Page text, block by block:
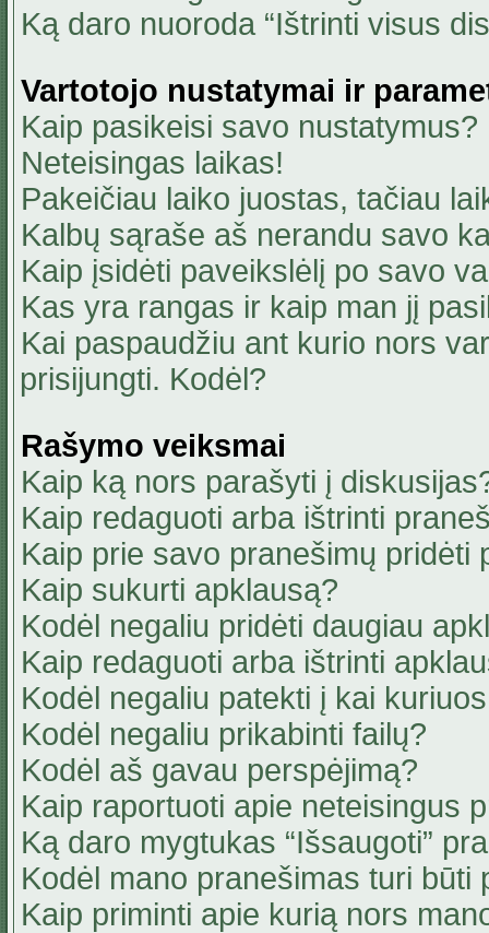
Ką daro nuoroda “Ištrinti visus
Vartotojo nustatymai ir
Kaip pasikeisi savo nustatymus?
Neteisingas laikas!
Pakeičiau laiko juostas, tačiau
Kalbų sąraše aš nerandu savo
Kaip įsidėti paveikslėlį po savo
Kas yra rangas ir kaip man jį
Kai paspaudžiu ant kurio nors
prisijungti. Kodėl?
Rašymo veiksmai
Kaip ką nors parašyti į
Kaip redaguoti arba ištrinti
Kaip prie savo pranešimų pridėti
Kaip sukurti apklausą?
Kodėl negaliu pridėti daugiau
Kaip redaguoti arba ištrinti
Kodėl negaliu patekti į kai
Kodėl negaliu prikabinti failų?
Kodėl aš gavau perspėjimą?
Kaip raportuoti apie neteisingus
Ką daro mygtukas “Išsaugoti”
Kodėl mano pranešimas turi būti
Kaip priminti apie kurią nors